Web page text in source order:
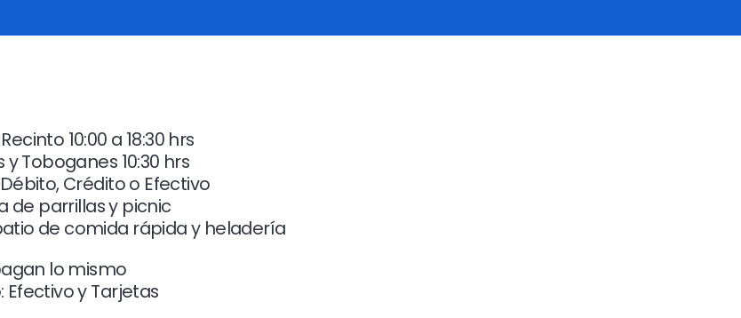
10:00 a 18:30 hrs
Toboganes 10:30 hrs
Crédito o Efectivo
de parrillas y picnic
de comida rápida y heladería
lo mismo
y Tarjetas